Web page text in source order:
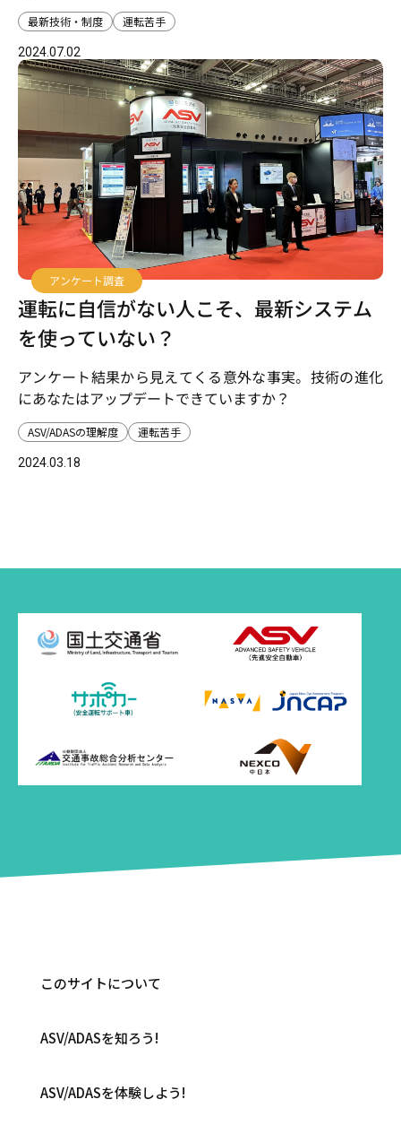
最新技術・制度 運転苦手
2024.07.02
アンケート調査
運転に自信がない人こそ、最新システム
を使っていない？
アンケート結果から見えてくる意外な事実。技術の進化
にあなたはアップデートできていますか？
ASV/ADASの理解度 運転苦手
2024.03.18
このサイトについて
ASV/ADASを知ろう!
ASV/ADASを体験しよう!